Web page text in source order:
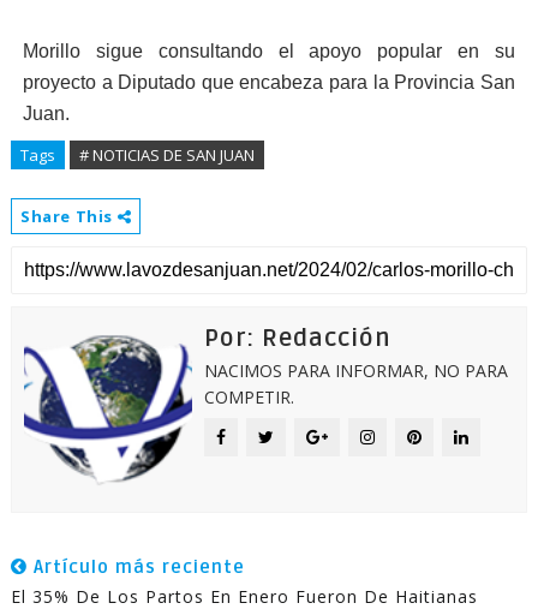
Morillo sigue consultando el apoyo popular en su
proyecto a Diputado que encabeza para la Provincia San
Juan.
Tags # NOTICIAS DE SAN JUAN
Share This
Por: Redacción
NACIMOS PARA INFORMAR, NO PARA
COMPETIR.
Artículo más reciente
El 35% De Los Partos En Enero Fueron De Haitianas